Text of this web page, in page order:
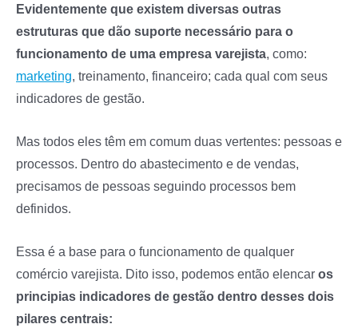
Evidentemente que existem diversas outras
estruturas que dão suporte necessário para o
funcionamento de uma empresa varejista , como:
marketing , treinamento, financeiro; cada qual com seus
indicadores de gestão.
Mas todos eles têm em comum duas vertentes: pessoas e
processos. Dentro do abastecimento e de vendas,
precisamos de pessoas seguindo processos bem
definidos.
Essa é a base para o funcionamento de qualquer
comércio varejista. Dito isso, podemos então elencar os
principias indicadores de gestão dentro desses dois
pilares centrais: